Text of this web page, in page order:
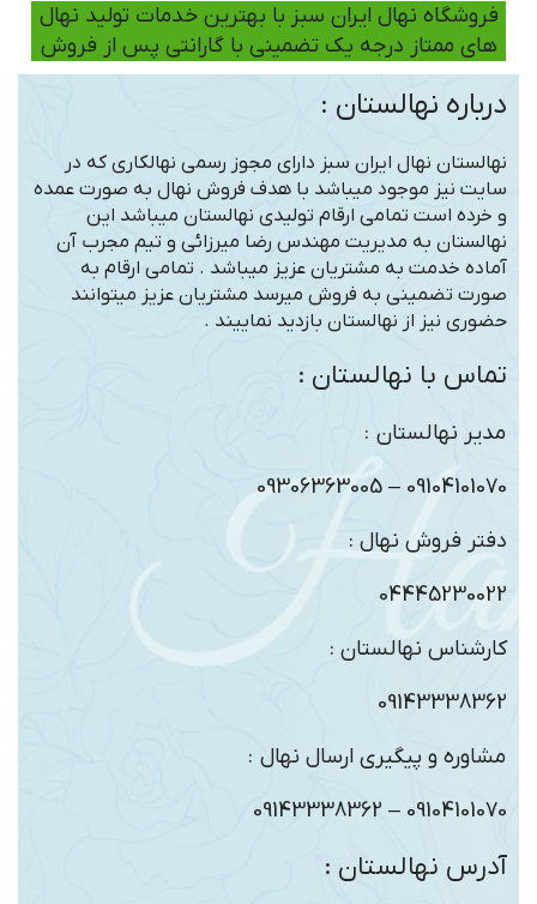
فروشگاه نهال ایران سبز با بهترین خدمات تولید نهال
های ممتاز درجه یک تضمینی با گارانتی پس از فروش
درباره نهالستان :
نهالستان نهال ایران سبز دارای مجوز رسمی نهالکاری که در
سایت نیز موجود میباشد با هدف فروش نهال به صورت عمده
و خرده است تمامی ارقام تولیدی نهالستان میباشد این
نهالستان به مدیریت مهندس رضا میرزائی و تیم مجرب آن
آماده خدمت به مشتریان عزیز میباشد . تمامی ارقام به
صورت تضمینی به فروش میرسد مشتریان عزیز میتوانند
حضوری نیز از نهالستان بازدید نماییند .
تماس با نهالستان :
مدیر نهالستان :
09104101070 – 09306363005
دفتر فروش نهال :
04445230022
کارشناس نهالستان :
09143338362
مشاوره و پیگیری ارسال نهال :
09104101070 – 09143338362
آدرس نهالستان :